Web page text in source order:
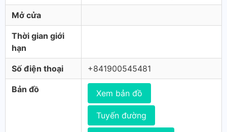
Mở cửa
Thời gian giới
hạn
Số điện thoại +841900545481
Bản đồ Xem bản đồ
Tuyến đường